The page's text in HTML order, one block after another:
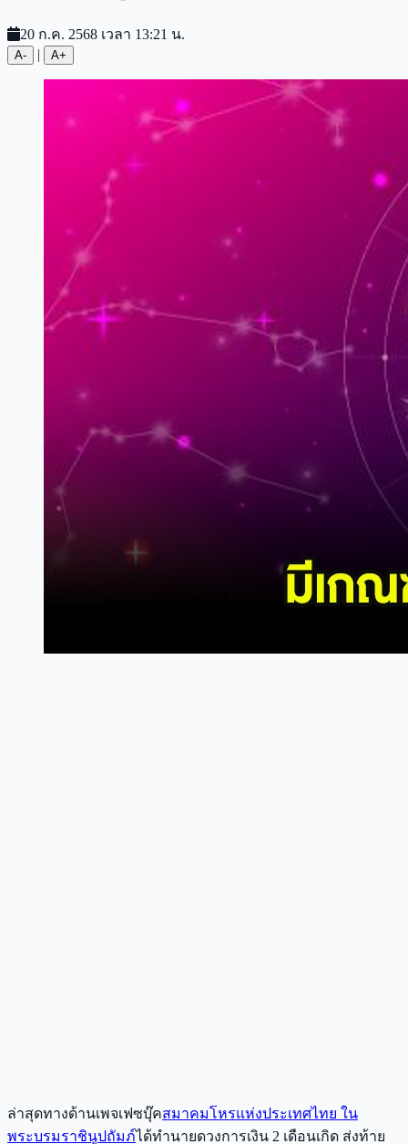
20 ก.ค. 2568 เวลา 13:21 น.
A- | A+
ล่าสุดทางด้านเพจเฟซบุ๊คสมาคมโหรแห่งประเทศไทย ใน
พระบรมราชินูปถัมภ์ได้ทำนายดวงการเงิน 2 เดือนเกิด ส่งท้าย